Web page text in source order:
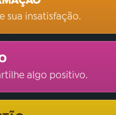
sua insatisfação.
algo positivo.